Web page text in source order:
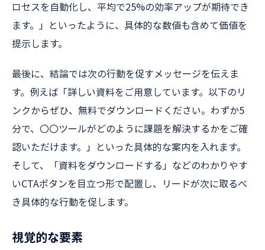
ロセスを自動化し、平均で25%の効率アップが期待でき
ます。」といったように、具体的な数値も含めて価値を
提示します。
最後に、結論では次の行動を促すメッセージを伝えま
す。例えば「詳しい資料をご用意しています。以下のリ
ンクからぜひ、無料でダウンロードください。わずか5
分で、〇〇ツールがどのように課題を解決するかをご確
認いただけます。」といった具体的な案内を入れます。
そして、「資料をダウンロードする」などのわかりやす
いCTAボタンを目立つ形で配置し、リードが次に取るべ
き具体的な行動を促します。
視覚的な要素